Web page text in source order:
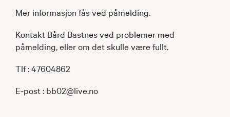
Mer informasjon fås ved påmelding.
Kontakt Bård Bastnes ved problemer med
påmelding, eller om det skulle være fullt.
Tlf : 47604862
E-post : bb02@live.no